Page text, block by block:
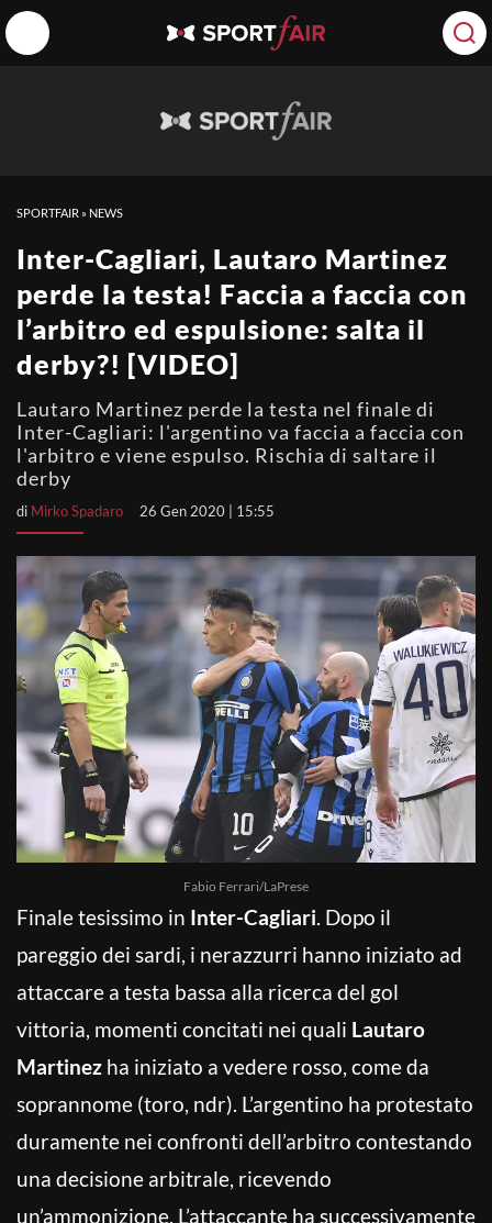
SPORTFAIR » NEWS
Inter-Cagliari, Lautaro Martinez
perde la testa! Faccia a faccia con
l’arbitro ed espulsione: salta il
derby?! [VIDEO]
Lautaro Martinez perde la testa nel finale di
Inter-Cagliari: l'argentino va faccia a faccia con
l'arbitro e viene espulso. Rischia di saltare il
derby
di Mirko Spadaro 26 Gen 2020 | 15:55
Fabio Ferrari/LaPrese
Finale tesissimo in Inter-Cagliari. Dopo il
pareggio dei sardi, i nerazzurri hanno iniziato ad
attaccare a testa bassa alla ricerca del gol
vittoria, momenti concitati nei quali Lautaro
Martinez ha iniziato a vedere rosso, come da
soprannome (toro, ndr). L’argentino ha protestato
duramente nei confronti dell’arbitro contestando
una decisione arbitrale, ricevendo
un’ammonizione. L’attaccante ha successivamente